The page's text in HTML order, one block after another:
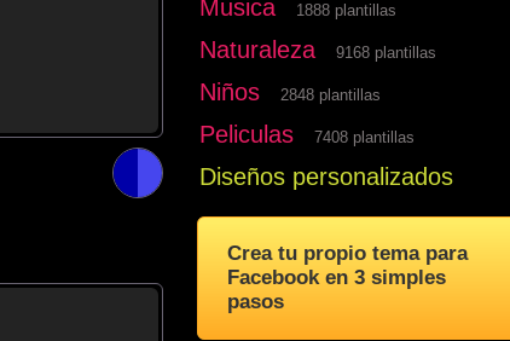
Musica 1888 plantillas
Naturaleza 9168 plantillas
Niños 2848 plantillas
Peliculas 7408 plantillas
Diseños personalizados
Crea tu propio tema para
Facebook en 3 simples
pasos